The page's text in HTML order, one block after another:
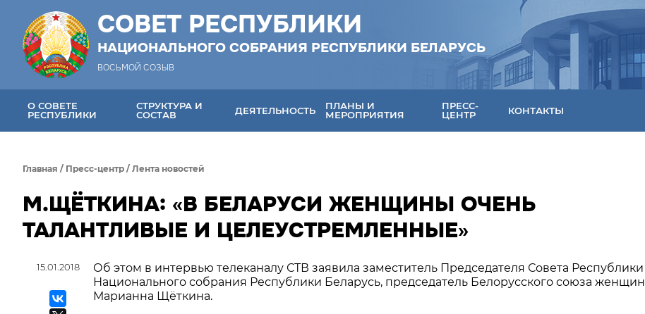
СОВЕТ РЕСПУБЛИКИ
НАЦИОНАЛЬНОГО СОБРАНИЯ РЕСПУБЛИКИ БЕЛАРУСЬ
ВОСЬМОЙ СОЗЫВ
О СОВЕТЕ
РЕСПУБЛИКИ
СТРУКТУРА И
СОСТАВ
ДЕЯТЕЛЬНОСТЬ
ПЛАНЫ И
МЕРОПРИЯТИЯ
ПРЕСС-
ЦЕНТР
КОНТАКТЫ
Главная / Пресс-центр / Лента новостей
М.ЩЁТКИНА: «В БЕЛАРУСИ ЖЕНЩИНЫ ОЧЕНЬ
ТАЛАНТЛИВЫЕ И ЦЕЛЕУСТРЕМЛЕННЫЕ»
15.01.2018
Об этом в интервью телеканалу СТВ заявила заместитель Председателя Совета Республики
Национального собрания Республики Беларусь, председатель Белорусского союза женщин
Марианна Щёткина.